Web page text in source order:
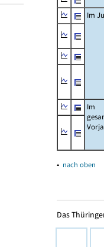
Im
Im
▴ nach oben
Das